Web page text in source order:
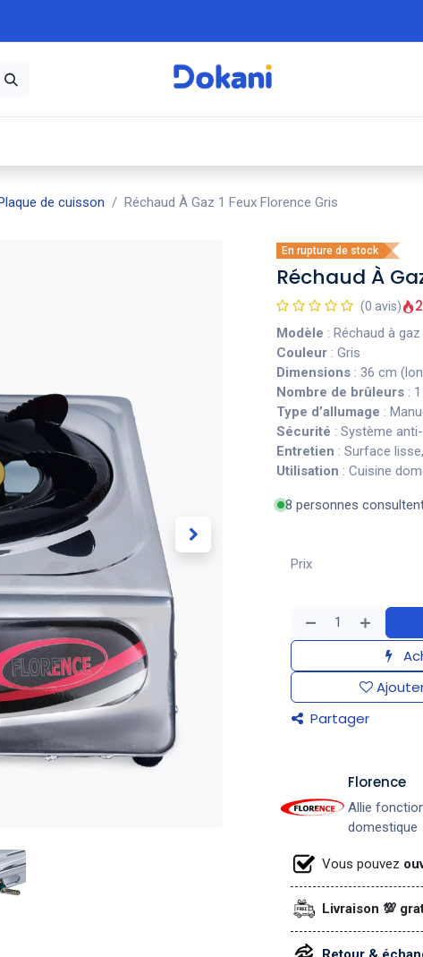
de cuisson Réchaud À Gaz 1 Feux Florence Gris
En rupture de stock
Réchaud À
(0 avis)
Modèle : Réchaud à
Couleur : Gris
Dimensions : 36 cm
Nombre de brûleurs :
Type d’allumage :
Sécurité : Système
Entretien : Surface
Utilisation : Cuisine
8 personnes
Partager
Prix
​Florence
Allie
domestique
Vous pouvez
Livraison 💯